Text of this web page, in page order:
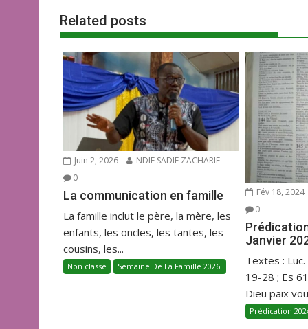
o
o
k
p
p
Related posts
Juin 2, 2026
NDIE SADIE ZACHARIE
0
La communication en famille
La famille inclut le père, la mère, les
enfants, les oncles, les tantes, les
cousins, les...
Non classé Semaine De La Famille 2026.
Fév 18, 2024
0
Janvier
Textes :
19-28 ; Es
Dieu paix
Prédication